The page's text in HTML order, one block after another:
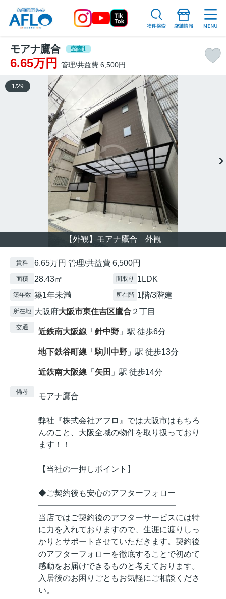
モアナ鷹合 空室1
6.65万円 管理/共益費 6,500円
【外観】モアナ鷹合 外観
1 /29
賃料 6.65万円 管理/共益費 6,500円
面積 28.43㎡ 間取り 1LDK
築年数 築1年未満 所在階 1階/3階建
所在地 大阪府大阪市東住吉区鷹合 ２丁目
交通 近鉄南大阪線 「 針中野 」駅 徒歩6分
地下鉄谷町線 「 駒川中野 」駅 徒歩13分
近鉄南大阪線 「 矢田 」駅 徒歩14分
備考 モアナ鷹合
弊社『株式会社アフロ』では大阪市はもちろ
んのこと、大阪全域の物件を取り扱っており
ます！！
【当社の一押しポイント】
◆ご契約後も安心のアフターフォロー
━━━━━━━━━━━━━━━━━
当店ではご契約後のアフターサービスには特
に力を入れておりますので、生涯に渡りしっ
かりとサポートさせていただきます。契約後
のアフターフォローを徹底することで初めて
感動をお届けできるものと考えております。
入居後のお困りごともお気軽にご相談くださ
い。